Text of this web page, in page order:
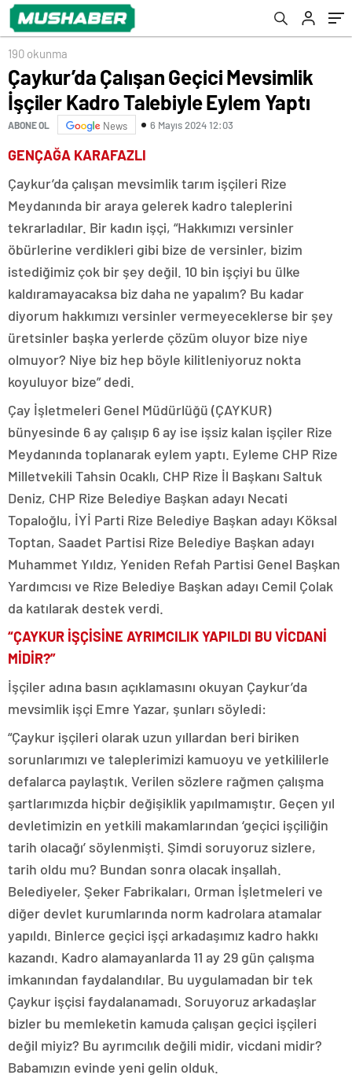
190 okunma
Çaykur’da Çalışan Geçici Mevsimlik
İşçiler Kadro Talebiyle Eylem Yaptı
ABONE OL News 6 Mayıs 2024 12:03
GENÇAĞA KARAFAZLI
Çaykur’da çalışan mevsimlik tarım işçileri Rize
Meydanında bir araya gelerek kadro taleplerini
tekrarladılar. Bir kadın işçi, “Hakkımızı versinler
öbürlerine verdikleri gibi bize de versinler, bizim
istediğimiz çok bir şey değil. 10 bin işçiyi bu ülke
kaldıramayacaksa biz daha ne yapalım? Bu kadar
diyorum hakkımızı versinler vermeyeceklerse bir şey
üretsinler başka yerlerde çözüm oluyor bize niye
olmuyor? Niye biz hep böyle kilitleniyoruz nokta
koyuluyor bize” dedi.
Çay İşletmeleri Genel Müdürlüğü (ÇAYKUR)
bünyesinde 6 ay çalışıp 6 ay ise işsiz kalan işçiler Rize
Meydanında toplanarak eylem yaptı. Eyleme CHP Rize
Milletvekili Tahsin Ocaklı, CHP Rize İl Başkanı Saltuk
Deniz, CHP Rize Belediye Başkan adayı Necati
Topaloğlu, İYİ Parti Rize Belediye Başkan adayı Köksal
Toptan, Saadet Partisi Rize Belediye Başkan adayı
Muhammet Yıldız, Yeniden Refah Partisi Genel Başkan
Yardımcısı ve Rize Belediye Başkan adayı Cemil Çolak
da katılarak destek verdi.
“ÇAYKUR İŞÇİSİNE AYRIMCILIK YAPILDI BU VİCDANİ
MİDİR?”
İşçiler adına basın açıklamasını okuyan Çaykur’da
mevsimlik işçi Emre Yazar, şunları söyledi:
“Çaykur işçileri olarak uzun yıllardan beri biriken
sorunlarımızı ve taleplerimizi kamuoyu ve yetkililerle
defalarca paylaştık. Verilen sözlere rağmen çalışma
şartlarımızda hiçbir değişiklik yapılmamıştır. Geçen yıl
devletimizin en yetkili makamlarından ‘geçici işçiliğin
tarih olacağı’ söylenmişti. Şimdi soruyoruz sizlere,
tarih oldu mu? Bundan sonra olacak inşallah.
Belediyeler, Şeker Fabrikaları, Orman İşletmeleri ve
diğer devlet kurumlarında norm kadrolara atamalar
yapıldı. Binlerce geçici işçi arkadaşımız kadro hakkı
kazandı. Kadro alamayanlarda 11 ay 29 gün çalışma
imkanından faydalandılar. Bu uygulamadan bir tek
Çaykur işçisi faydalanamadı. Soruyoruz arkadaşlar
bizler bu memleketin kamuda çalışan geçici işçileri
değil miyiz? Bu ayrımcılık değili midir, vicdani midir?
Babamızın evinde yeni gelin olduk.